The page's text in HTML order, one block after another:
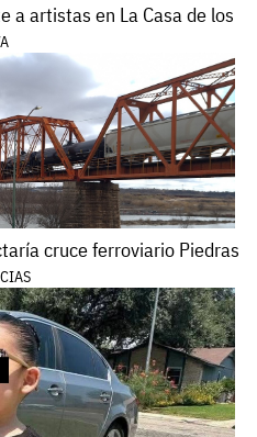
a artistas en La Casa de los
cruce ferroviario Piedras